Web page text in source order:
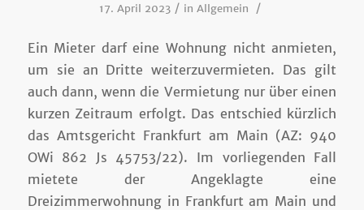
17. April 2023 / in Allgemein /
Ein Mieter darf eine Wohnung nicht anmieten,
um sie an Dritte weiterzuvermieten. Das gilt
auch dann, wenn die Vermietung nur über einen
kurzen Zeitraum erfolgt. Das entschied kürzlich
das Amtsgericht Frankfurt am Main (AZ: 940
OWi 862 Js 45753/22). Im vorliegenden Fall
mietete der Angeklagte eine
Dreizimmerwohnung in Frankfurt am Main und